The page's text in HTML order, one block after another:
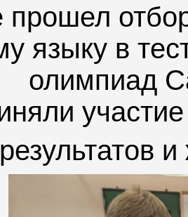
прошел
языку в
олимпиад